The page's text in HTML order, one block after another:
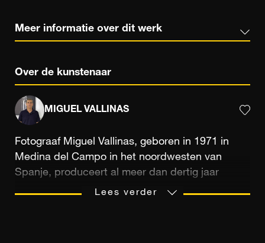
Meer informatie over dit werk
Over de kunstenaar
MIGUEL VALLINAS
Fotograaf Miguel Vallinas, geboren in 1971 in
Medina del Campo in het noordwesten van
Spanje, produceert al meer dan dertig jaar
beelden voor de industrie, televisie en reclame.
Lees verder